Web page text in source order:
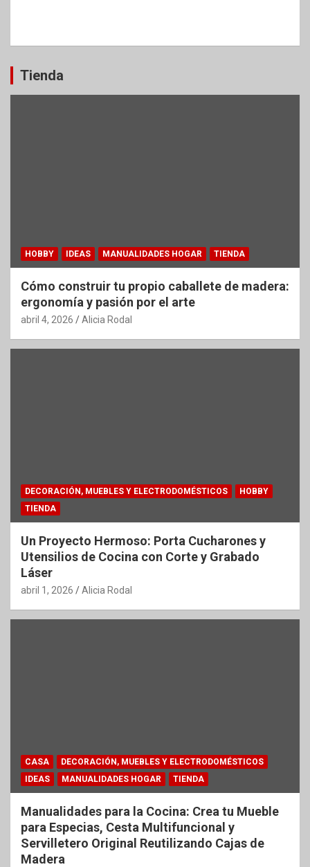
Tienda
HOBBY IDEAS MANUALIDADES HOGAR TIENDA
Cómo construir tu propio caballete de madera:
ergonomía y pasión por el arte
abril 4, 2026 Alicia Rodal
DECORACIÓN, MUEBLES Y ELECTRODOMÉSTICOS
HOBBY
TIENDA
Un Proyecto Hermoso: Porta Cucharones y
Utensilios de Cocina con Corte y Grabado
Láser
abril 1, 2026 Alicia Rodal
CASA
DECORACIÓN, MUEBLES Y ELECTRODOMÉSTICOS
IDEAS
MANUALIDADES HOGAR TIENDA
Manualidades para la Cocina: Crea tu Mueble
para Especias, Cesta Multifuncional y
Servilletero Original Reutilizando Cajas de
Madera